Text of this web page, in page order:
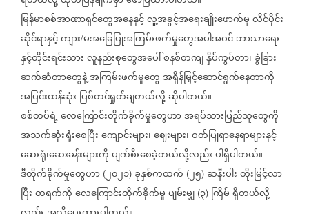
မြန်မာစစ်အာဏာရှင်တွေအနေနှင့်လူ့အခွင့်အရေးချိုးဖောက်မှုလိင်ပိုင်း
ဆိုင်ရာနှင့်ကျား/မအခြေပြုအကြမ်းဖက်မှုတွေအပါအဝင်ဘာသာရေး
နှင့်တိုင်းရင်းသားလူနည်းစုတွေအပေါ်စနစ်တကျနှိပ်ကွပ်တာ၊ခွဲခြား
ဆက်ဆံတာတွေနဲ့အကြမ်းဖက်မှုတွေအရှိန်မြှင့်ဆောင်ရွက်နေတာကို
အပြင်းထန်ဆုံး ပြစ်တင်ရှုတ်ချတယ်လို့ဆိုပါတယ်။
စစ်တပ်ရဲ့လေကြောင်းတိုက်ခိုက်မှုတွေဟာအရပ်သားပြည်သူတွေကို
အသက်ဆုံးရှုံးစေပြီးကျောင်းများ၊ဈေးများ၊ဝတ်ပြုရာနေရာများနှင့်
ဆေးရုံ၊ဆေးခန်းများကိုပျက်စီးစေခဲ့တယ်လို့လည်းပါရှိပါတယ်။
ဒီတိုက်ခိုက်မှုတွေဟာ (၂၀၂၁) ခုနှစ်ကထက် (၂၅) ဆနီးပါးတိုးမြင့်လာ
ပြီးတရက်ကိုလေကြောင်းတိုက်ခိုက်မှုပျမ်းမျှ (၃) ကြိမ်ရှိတယ်လို့